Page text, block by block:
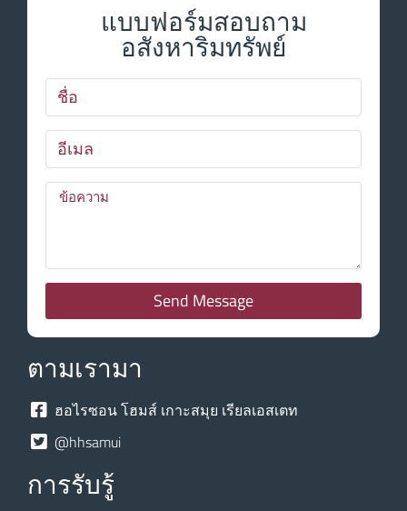
แบบฟอร์มสอบถาม
อสังหาริมทรัพย์
Send Message
ตามเรามา
ฮอไรซอน โฮมส์ เกาะสมุย เรียลเอสเตท
@hhsamui
การรับรู้